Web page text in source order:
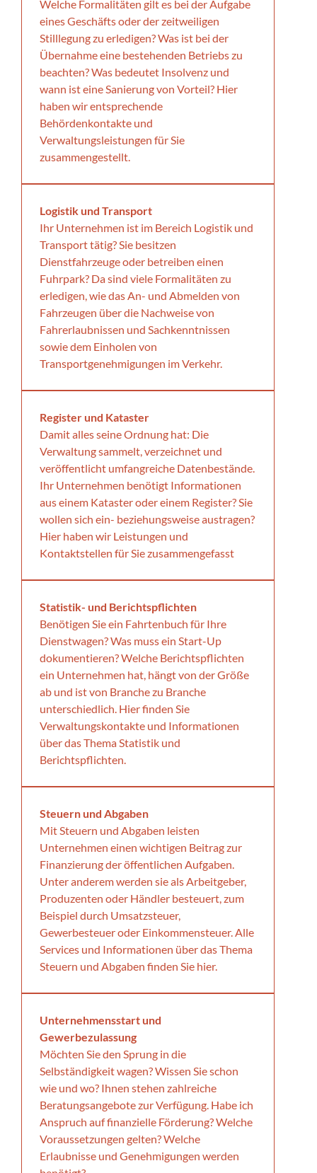
Welche Formalitäten gilt es bei der Aufgabe
eines Geschäfts oder der zeitweiligen
Stilllegung zu erledigen? Was ist bei der
Übernahme eine bestehenden Betriebs zu
beachten? Was bedeutet Insolvenz und
wann ist eine Sanierung von Vorteil? Hier
haben wir entsprechende
Behördenkontakte und
Verwaltungsleistungen für Sie
zusammengestellt.
Logistik und Transport
Ihr Unternehmen ist im Bereich Logistik und
Transport tätig? Sie besitzen
Dienstfahrzeuge oder betreiben einen
Fuhrpark? Da sind viele Formalitäten zu
erledigen, wie das An- und Abmelden von
Fahrzeugen über die Nachweise von
Fahrerlaubnissen und Sachkenntnissen
sowie dem Einholen von
Transportgenehmigungen im Verkehr.
Register und Kataster
Damit alles seine Ordnung hat: Die
Verwaltung sammelt, verzeichnet und
veröffentlicht umfangreiche Datenbestände.
Ihr Unternehmen benötigt Informationen
aus einem Kataster oder einem Register? Sie
wollen sich ein- beziehungsweise austragen?
Hier haben wir Leistungen und
Kontaktstellen für Sie zusammengefasst
Statistik- und Berichtspflichten
Benötigen Sie ein Fahrtenbuch für Ihre
Dienstwagen? Was muss ein Start-Up
dokumentieren? Welche Berichtspflichten
ein Unternehmen hat, hängt von der Größe
ab und ist von Branche zu Branche
unterschiedlich. Hier finden Sie
Verwaltungskontakte und Informationen
über das Thema Statistik und
Berichtspflichten.
Steuern und Abgaben
Mit Steuern und Abgaben leisten
Unternehmen einen wichtigen Beitrag zur
Finanzierung der öffentlichen Aufgaben.
Unter anderem werden sie als Arbeitgeber,
Produzenten oder Händler besteuert, zum
Beispiel durch Umsatzsteuer,
Gewerbesteuer oder Einkommensteuer. Alle
Services und Informationen über das Thema
Steuern und Abgaben finden Sie hier.
Unternehmensstart und
Gewerbezulassung
Möchten Sie den Sprung in die
Selbständigkeit wagen? Wissen Sie schon
wie und wo? Ihnen stehen zahlreiche
Beratungsangebote zur Verfügung. Habe ich
Anspruch auf finanzielle Förderung? Welche
Voraussetzungen gelten? Welche
Erlaubnisse und Genehmigungen werden